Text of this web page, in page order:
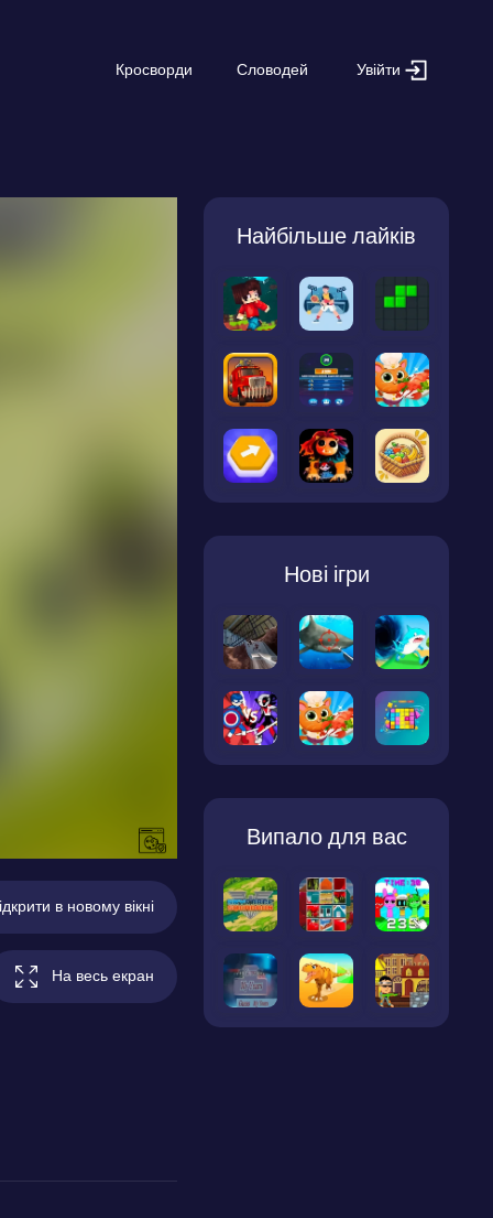
Кросворди Словодей Увійти
в новому вікні
На весь екран
Найбільше лайків
Нові ігри
Випало для вас